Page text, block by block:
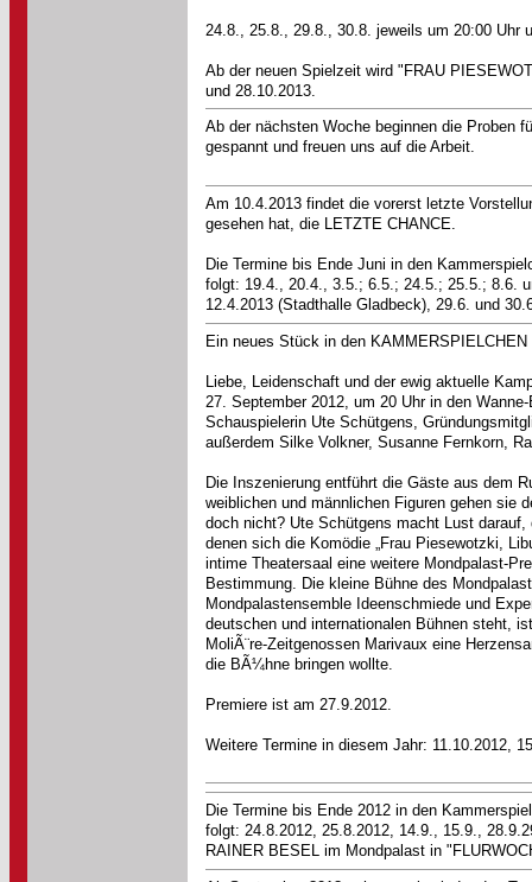
24.8., 25.8., 29.8., 30.8. jeweils um 20:00 Uhr
Ab der neuen Spielzeit wird "FRAU
und 28.10.2013.
Ab der nächsten Woche beginnen die Proben
gespannt und freuen uns auf die Arbeit.
Am 10.4.2013 findet die vorerst letzte
gesehen hat, die LETZTE CHANCE.
Die Termine bis Ende Juni in den
folgt: 19.4., 20.4., 3.5.; 6.5.; 24.5.; 25.5.; 8.6.
12.4.2013 (Stadthalle Gladbeck), 29.6. und
Ein neues Stück in den
Liebe, Leidenschaft und der ewig aktuelle
27. September 2012, um 20 Uhr in den
Schauspielerin Ute Schütgens,
außerdem Silke Volkner, Susanne Fernkorn,
Die Inszenierung entführt die Gäste aus dem
weiblichen und männlichen Figuren gehen sie
doch nicht? Ute Schütgens macht Lust
denen sich die Komödie „Frau Piesewotzki,
intime Theatersaal eine weitere Mondpalast-
Bestimmung. Die kleine Bühne des
Mondpalastensemble Ideenschmiede und
deutschen und internationalen Bühnen steht,
MoliÃ¨re-Zeitgenossen Marivaux eine
die BÃ¼hne bringen wollte.
Premiere ist am 27.9.2012.
Weitere Termine in diesem Jahr: 11.10.2012,
Die Termine bis Ende 2012 in den
folgt: 24.8.2012, 25.8.2012, 14.9., 15.9.,
RAINER BESEL im Mondpalast in